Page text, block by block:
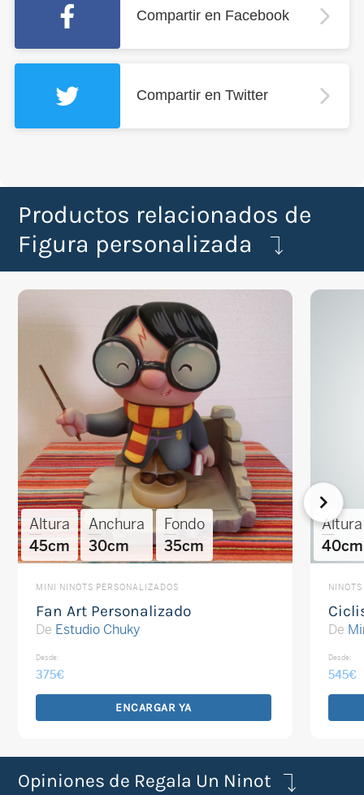
Compartir en Facebook
Compartir en Twitter
Productos relacionados de
Figura personalizada
Altura
45cm
Anchura
30cm
Fondo
35cm
MINI NINOTS PERSONALIZADOS
Fan Art Personalizado
De Estudio Chuky
Desde:
375€
ENCARGAR YA
Altura
40cm
NINOTS
De
Desde:
545€
Opiniones de Regala Un Ninot